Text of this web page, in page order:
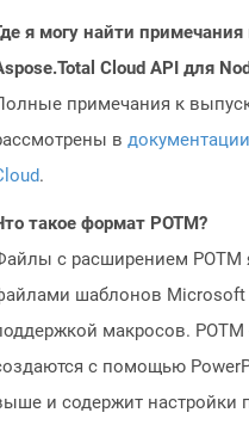
я могу найти
Cloud API для
примечания к
в
.
такое формат POTM?
с расширением POTM
шаблонов Microsoft
макросов.
с помощью
и содержит настройки